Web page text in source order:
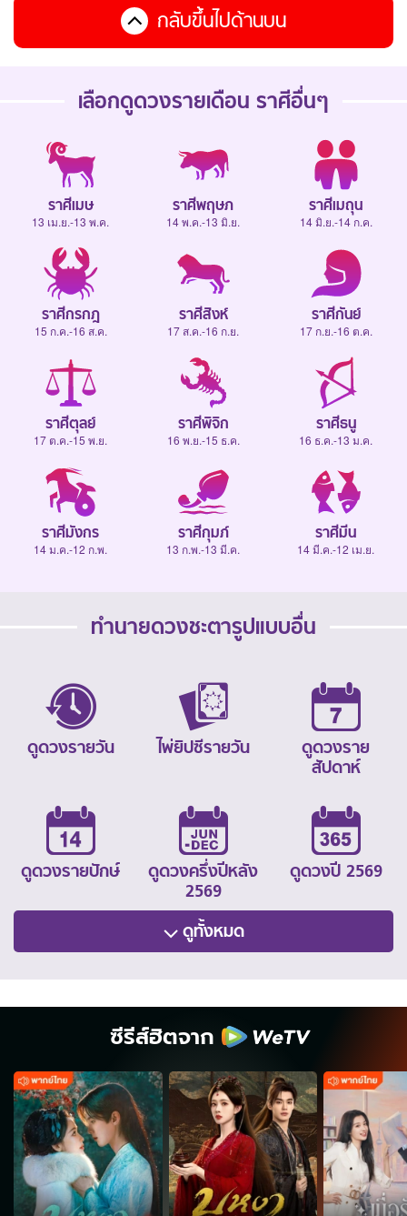
กลับขึ้นไปด้านบน
เลือกดูดวงรายเดือน ราศีอื่นๆ
ราศีเมษ
13 เม.ย.-13 พ.ค.
ราศีพฤษภ
14 พ.ค.-13 มิ.ย.
ราศีเมถุน
14 มิ.ย.-14 ก.ค.
ราศีกรกฎ
15 ก.ค.-16 ส.ค.
ราศีสิงห์
17 ส.ค.-16 ก.ย.
ราศีกันย์
17 ก.ย.-16 ต.ค.
ราศีตุลย์
17 ต.ค.-15 พ.ย.
ราศีพิจิก
16 พ.ย.-15 ธ.ค.
ราศีธนู
16 ธ.ค.-13 ม.ค.
ราศีมังกร
14 ม.ค.-12 ก.พ.
ราศีกุมภ์
13 ก.พ.-13 มี.ค.
ราศีมีน
14 มี.ค.-12 เม.ย.
ทำนายดวงชะตารูปแบบอื่น
ดูดวงรายวัน ไพ่ยิปซีรายวัน
ดูดวงราย
สัปดาห์
ดูดวงรายปักษ์
ดูดวงครึ่งปีหลัง
2569
ดูดวงปี 2569
ดูทั้งหมด
ซีรีส์ฮิตจาก